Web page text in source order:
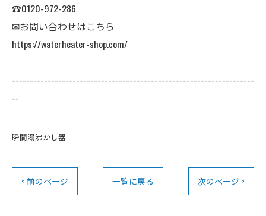
☎0120-972-286
✉お問い合わせはこちら
https://waterheater-shop.com/
--------------------------------------------------------------------
--
瞬間湯沸かし器
< 前のページ 一覧に戻る 次のページ >